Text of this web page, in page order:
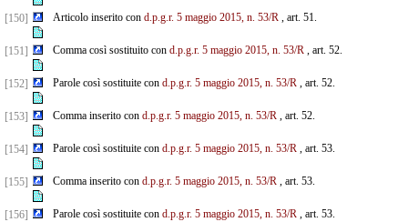
[150] Articolo inserito con d.p.g.r. 5 maggio 2015, n. 53/R, art. 51.
[151] Comma così sostituito con d.p.g.r. 5 maggio 2015, n. 53/R, art. 52.
[152] Parole così sostituite con d.p.g.r. 5 maggio 2015, n. 53/R, art. 52.
[153] Comma inserito con d.p.g.r. 5 maggio 2015, n. 53/R, art. 52.
[154] Parole così sostituite con d.p.g.r. 5 maggio 2015, n. 53/R, art. 53.
[155] Comma inserito con d.p.g.r. 5 maggio 2015, n. 53/R, art. 53.
[156] Parole così sostituite con d.p.g.r. 5 maggio 2015, n. 53/R, art. 53.